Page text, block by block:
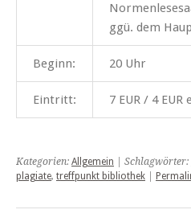
ggü. dem
Beginn: 20 Uhr
Eintritt: 7 EUR / 4 EUR
Kategorien: Allgemein | Schlagwörter:
plagiate, treffpunkt bibliothek